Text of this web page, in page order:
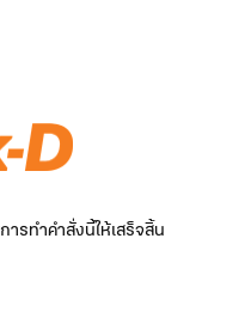
รทำคำสั่งนี้ให้เสร็จสิ้น